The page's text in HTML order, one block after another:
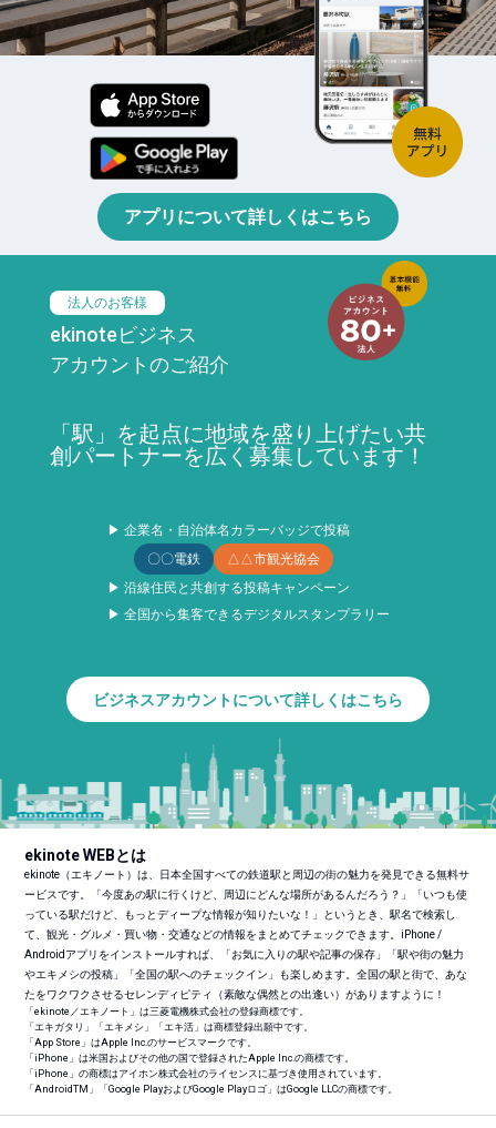
アプリについて詳しくはこちら
法人のお客様
ekinoteビジネス
アカウントのご紹介
「駅」を起点に地域を盛り上げたい共
創パートナーを広く募集しています！
▶ 企業名・自治体名カラーバッジで投稿
〇〇電鉄
△△市観光協会
▶ 沿線住民と共創する投稿キャンペーン
▶ 全国から集客できるデジタルスタンプラリー
ビジネスアカウントについて詳しくはこちら
ekinote WEBとは
ekinote（エキノート）は、日本全国すべての鉄道駅と周辺の街の魅力を発見できる無料サ
ービスです。「今度あの駅に行くけど、周辺にどんな場所があるんだろう？」「いつも使
っている駅だけど、もっとディープな情報が知りたいな！」というとき、駅名で検索し
て、観光・グルメ・買い物・交通などの情報をまとめてチェックできます。iPhone /
Androidアプリをインストールすれば、「お気に入りの駅や記事の保存」「駅や街の魅力
やエキメシの投稿」「全国の駅へのチェックイン」も楽しめます。全国の駅と街で、あな
たをワクワクさせるセレンディピティ（素敵な偶然との出逢い）がありますように！
「ekinote／エキノート」は三菱電機株式会社の登録商標です。
「エキガタリ」「エキメシ」「エキ活」は商標登録出願中です。
「App Store」はApple Inc.のサービスマークです。
「iPhone」は米国およびその他の国で登録されたApple Inc.の商標です。
「iPhone」の商標はアイホン株式会社のライセンスに基づき使用されています。
「AndroidTM 」「Google PlayおよびGoogle Playロゴ」はGoogle LLCの商標です。